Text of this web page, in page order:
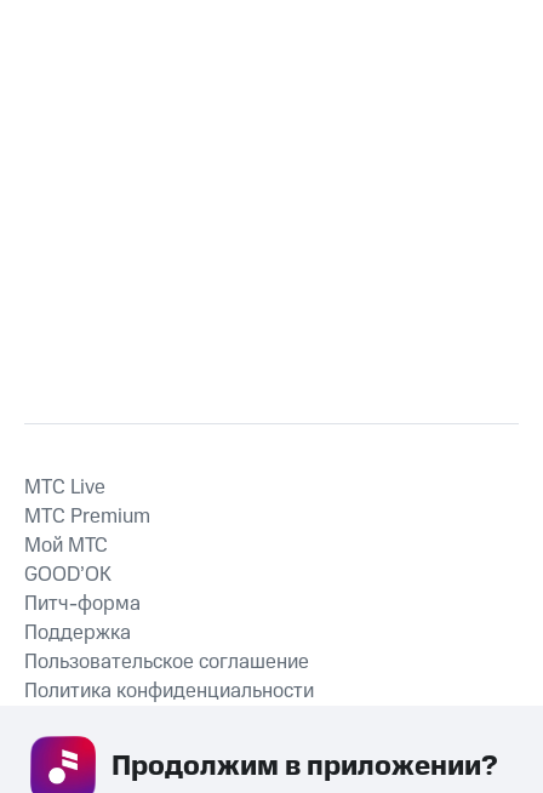
СКАЧАТЬ ПРИЛОЖЕНИЕ
MTС Live
MTС Premium
Мой МТС
GOOD’OK
Питч-форма
Поддержка
Пользовательское соглашение
Политика конфиденциальности